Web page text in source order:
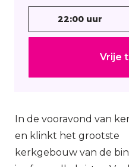
22:00 uur
Vrije
In de vooravond van
en klinkt het grootste
kerkgebouw van de